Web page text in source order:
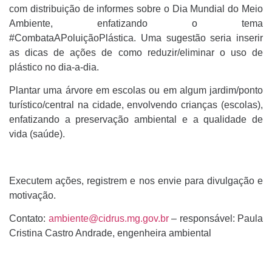
com distribuição de informes sobre o Dia Mundial do Meio
Ambiente, enfatizando o tema
#CombataAPoluiçãoPlástica. Uma sugestão seria inserir
as dicas de ações de como reduzir/eliminar o uso de
plástico no dia-a-dia.
Plantar uma árvore em escolas ou em algum jardim/ponto
turístico/central na cidade, envolvendo crianças (escolas),
enfatizando a preservação ambiental e a qualidade de
vida (saúde).
Executem ações, registrem e nos envie para divulgação e
motivação.
Contato: ambiente@cidrus.mg.gov.br– responsável: Paula
Cristina Castro Andrade, engenheira ambiental